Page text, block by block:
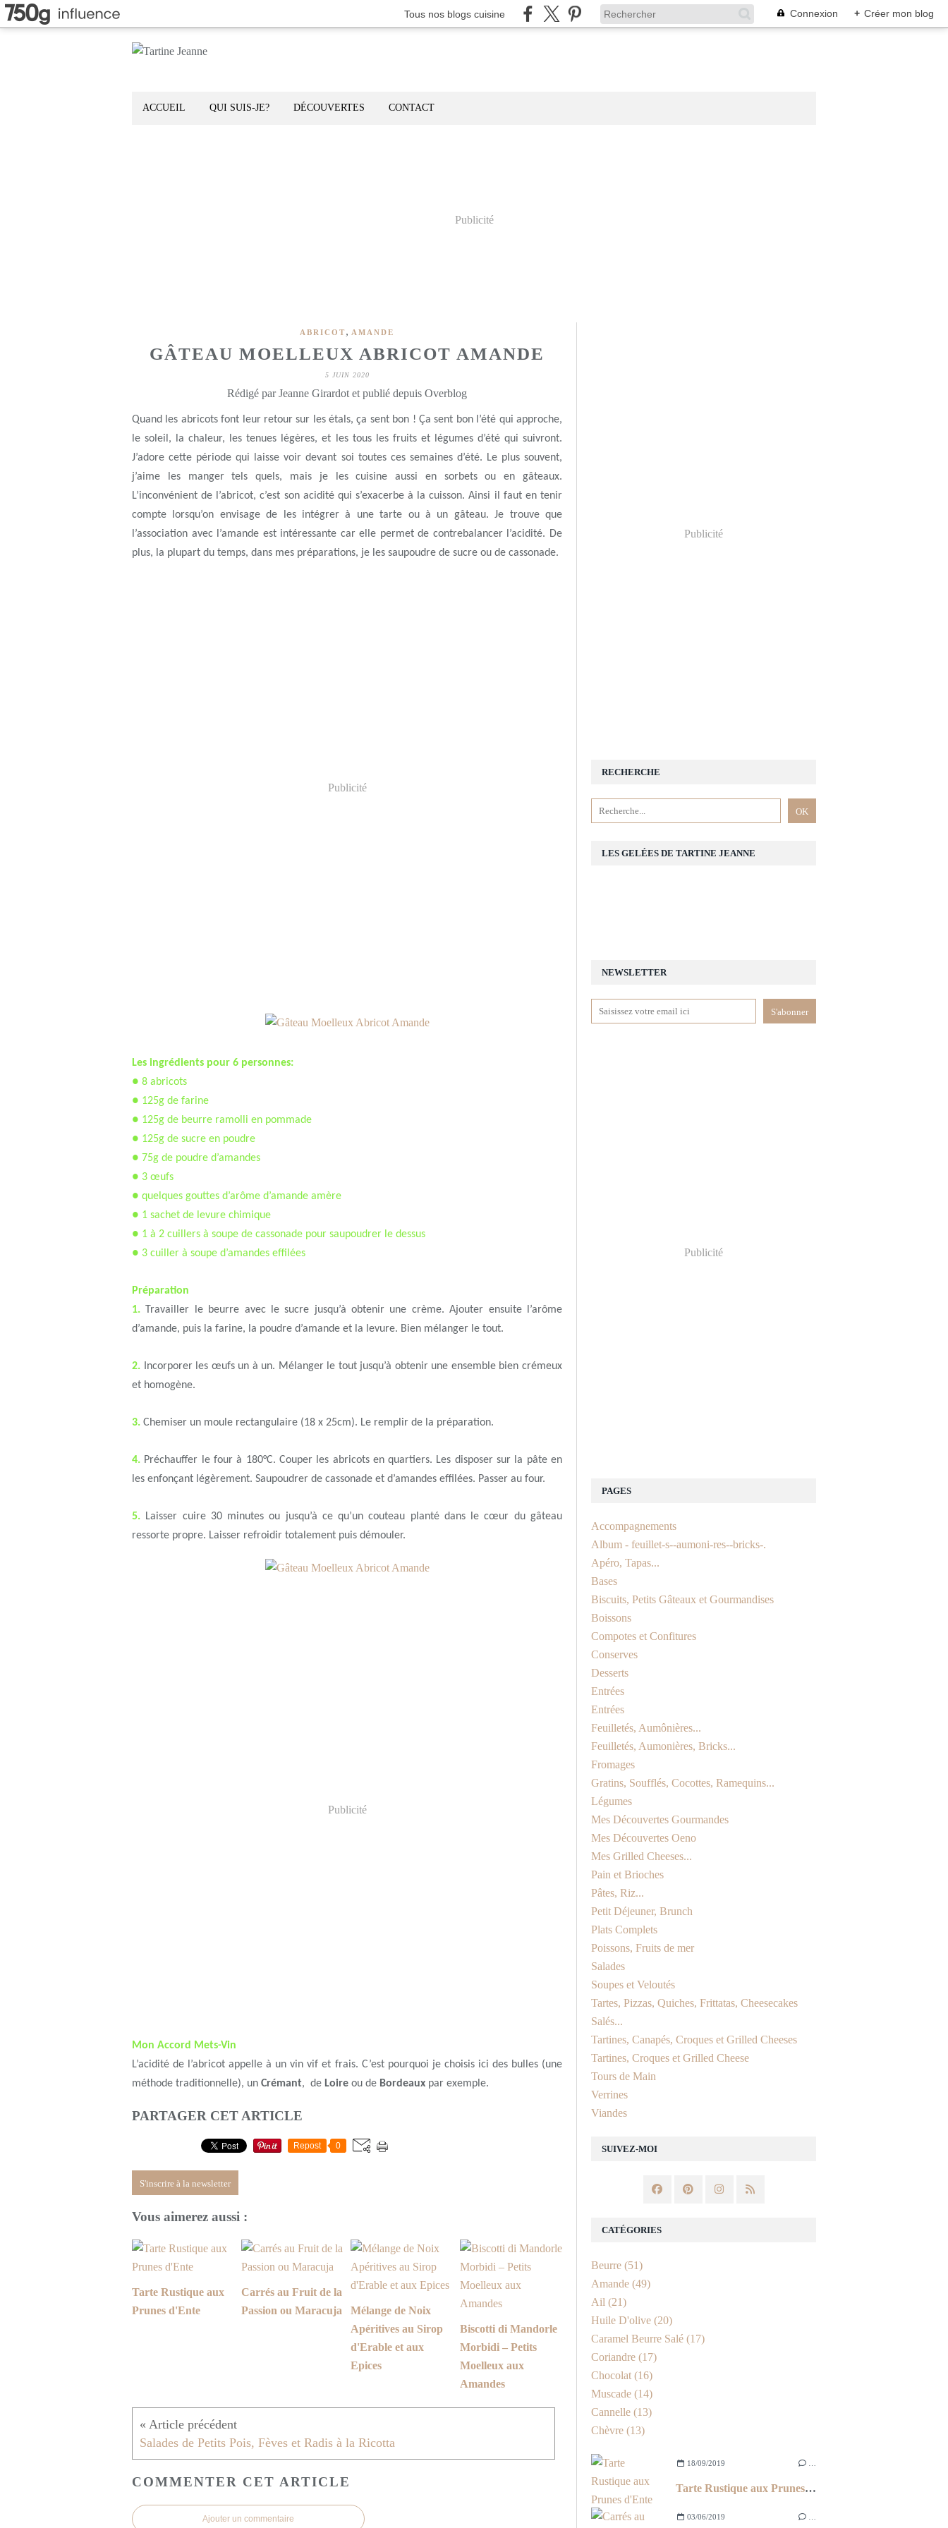
Tous nos blogs cuisine Connexion + Créer mon blog
ACCUEIL QUI SUIS-JE? DÉCOUVERTES CONTACT
Publicité
ABRICOT , AMANDE
GÂTEAU MOELLEUX ABRICOT AMANDE
5 JUIN 2020
Rédigé par Jeanne Girardot et publié depuis Overblog
Quand les abricots font leur retour sur les étals, ça sent bon ! Ça sent bon l’été qui approche,
le soleil, la chaleur, les tenues légères, et les tous les fruits et légumes d’été qui suivront.
J’adore cette période qui laisse voir devant soi toutes ces semaines d’été. Le plus souvent,
j’aime les manger tels quels, mais je les cuisine aussi en sorbets ou en gâteaux.
L’inconvénient de l’abricot, c’est son acidité qui s’exacerbe à la cuisson. Ainsi il faut en tenir
compte lorsqu’on envisage de les intégrer à une tarte ou à un gâteau. Je trouve que
l’association avec l’amande est intéressante car elle permet de contrebalancer l’acidité. De
plus, la plupart du temps, dans mes préparations, je les saupoudre de sucre ou de cassonade.
Publicité
Les ingrédients pour 6 personnes:
● 8 abricots
● 125g de farine
● 125g de beurre ramolli en pommade
● 125g de sucre en poudre
● 75g de poudre d’amandes
● 3 œufs
● quelques gouttes d’arôme d’amande amère
● 1 sachet de levure chimique
● 1 à 2 cuillers à soupe de cassonade pour saupoudrer le dessus
● 3 cuiller à soupe d’amandes effilées
Préparation
1.
Travailler le beurre avec le sucre jusqu’à obtenir une crème. Ajouter ensuite l’arôme
d’amande, puis la farine, la poudre d’amande et la levure. Bien mélanger le tout.
2.
Incorporer les œufs un à un. Mélanger le tout jusqu’à obtenir une ensemble bien crémeux
et homogène.
3. Chemiser un moule rectangulaire (18 x 25cm). Le remplir de la préparation.
4. Préchauffer le four à 180°C. Couper les abricots en quartiers. Les disposer sur la pâte en
les enfonçant légèrement. Saupoudrer de cassonade et d’amandes effilées. Passer au four.
5. Laisser cuire 30 minutes ou jusqu’à ce qu’un couteau planté dans le cœur du gâteau
ressorte propre. Laisser refroidir totalement puis démouler.
Publicité
Mon Accord Mets-Vin
L’acidité de l’abricot appelle à un vin vif et frais. C’est pourquoi je choisis ici des bulles (une
méthode traditionnelle), un Crémant, de Loire ou de Bordeaux par exemple.
PARTAGER CET ARTICLE
Repost 0
S'inscrire à la newsletter
Vous aimerez aussi :
Tarte Rustique aux
Prunes d'Ente
Carrés au Fruit de la
Passion ou Maracuja
Mélange de Noix
Apéritives au Sirop
d'Erable et aux
Epices
Biscotti di Mandorle
Morbidi – Petits
Moelleux aux
Amandes
Salades de Petits Pois, Fèves et Radis à la Ricotta
COMMENTER CET ARTICLE
Ajouter un commentaire
Publicité
NEWSLETTER
SUIVEZ-MOI
RECHERCHE
Publicité
18/09/2019
Tarte Rustique aux Prunes d'Ente
03/06/2019
PAGES
Accompagnements
Album - feuillet-s--aumoni-res--bricks-.
Apéro, Tapas...
Bases
Biscuits, Petits Gâteaux et Gourmandises
Boissons
Compotes et Confitures
Conserves
Desserts
Entrées
Entrées
Feuilletés, Aumônières...
Feuilletés, Aumonières, Bricks...
Fromages
Gratins, Soufflés, Cocottes, Ramequins...
Légumes
Mes Découvertes Gourmandes
Mes Découvertes Oeno
Mes Grilled Cheeses...
Pain et Brioches
Pâtes, Riz...
Petit Déjeuner, Brunch
Plats Complets
Poissons, Fruits de mer
Salades
Soupes et Veloutés
Tartes, Pizzas, Quiches, Frittatas, Cheesecakes
Salés...
Tartines, Canapés, Croques et Grilled Cheeses
Tartines, Croques et Grilled Cheese
Tours de Main
Verrines
Viandes
CATÉGORIES
Beurre (51)
Amande (49)
Ail (21)
Huile D'olive (20)
Caramel Beurre Salé (17)
Coriandre (17)
Chocolat (16)
Muscade (14)
Cannelle (13)
Chèvre (13)
LES GELÉES DE TARTINE JEANNE